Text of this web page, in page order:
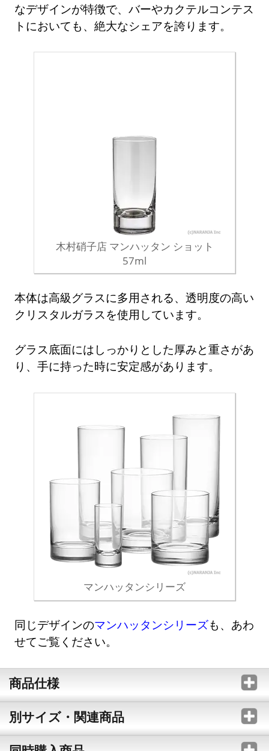
なデザインが特徴で、バーやカクテルコンテス
トにおいても、絶大なシェアを誇ります。
木村硝子店 マンハッタン ショット
57ml
本体は高級グラスに多用される、透明度の高い
クリスタルガラスを使用しています。
グラス底面にはしっかりとした厚みと重さがあ
り、手に持った時に安定感があります。
マンハッタンシリーズ
同じデザインのマンハッタンシリーズも、あわ
せてご覧ください。
商品仕様
別サイズ・関連商品